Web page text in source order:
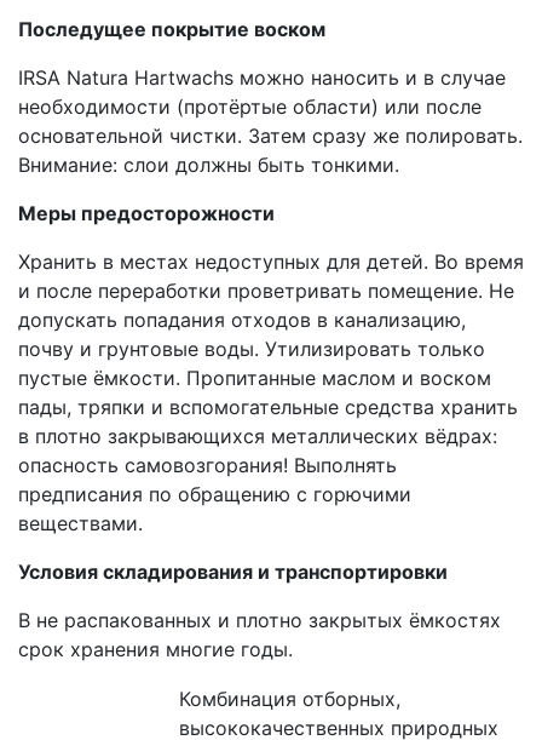
Последущее покрытие воском
IRSA Natura Hartwachs можно наносить и в случае
необходимости (протёртые области) или после
основательной чистки. Затем сразу же полировать.
Внимание: слои должны быть тонкими.
Меры предосторожности
Хранить в местах недоступных для детей. Во время
и после переработки проветривать помещение. Не
допускать попадания отходов в канализацию,
почву и грунтовые воды. Утилизировать только
пустые ёмкости. Пропитанные маслом и воском
пады, тряпки и вспомогательные средства хранить
в плотно закрывающихся металлических вёдрах:
опасность самовозгорания! Выполнять
предписания по обращению с горючими
веществами.
Условия складирования и транспортировки
В не распакованных и плотно закрытых ёмкостях
срок хранения многие годы.
Комбинация отборных,
высококачественных природных